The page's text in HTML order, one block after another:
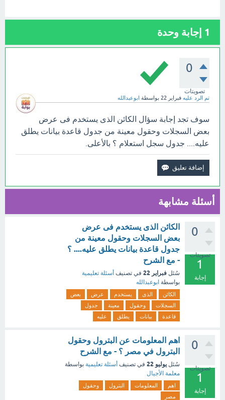
1 إجابة وحدة
0
تصويتات
تم الرد عليه فبراير 22 بواسطة ابوعبدالله
سوف تجد إجابة سؤال الكائن الذى يستخدم فى عرض
بعض السجلات وحقول معينة من جدول قاعدة بيانات يطلق
عليه.... جدول سجل استعلام ؟ بالأعلى.
أسئلة مشابهة
0
تصويتات
1
إجابة
الكائن الذى يستخدم فى عرض
بعض السجلات وحقول معينة من
جدول قاعدة بيانات يطلق عليه.... ؟
- مع الشرح
سُئل فبراير 22 في تصنيف أسئلة تعليمية
بواسطة ابوعبدالله
الكائن الذى يستخدم عرض
بعض
السجلات
وحقول معينة
جدول
قاعدة
بيانات يطلق عليه
0
تصويتات
1
إجابة
اهم المعلومات عن البترول وحقول
البترول في مصر ؟ - مع الشرح
سُئل يوليو 22 في تصنيف أسئلة تعليمية بواسطة
معلمة الأجيال
اهم المعلومات البترول
وحقول
مصر